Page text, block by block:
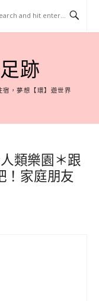
跡
，夢想【環】遊世界
類樂園＊跟
！家庭朋友